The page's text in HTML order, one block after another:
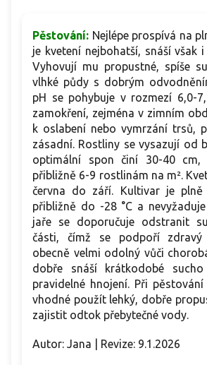
Pěstování: Nejlépe prospívá na
je kvetení nejbohatší, snáší však
Vyhovují mu propustné, spíše
vlhké půdy s dobrým
pH se pohybuje v rozmezí 6,0-
zamokření, zejména v zimním
k oslabení nebo vymrzání trsů,
zásadní. Rostliny se vysazují od
optimální spon činí 30-40 cm,
přibližně 6-9 rostlinám na m².
června do září. Kultivar je plně
přibližně do -28 °C a
jaře se doporučuje odstranit
části, čímž se podpoří
obecně velmi odolný vůči
dobře snáší krátkodobé
pravidelné hnojení. Při
vhodné použít lehký, dobře
zajistit odtok přebytečné vody.
Autor: Jana | Revize: 9.1.2026